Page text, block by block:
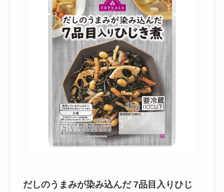
だしのうまみが染み込んだ 7品目入りひじ